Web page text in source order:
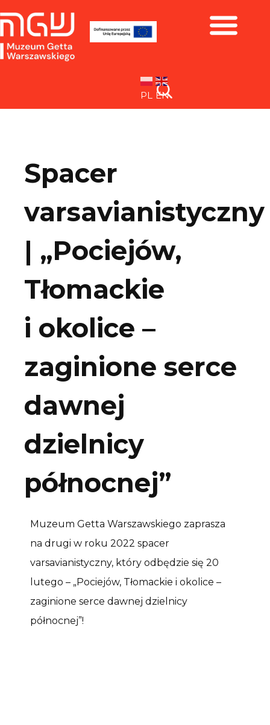
PL EN
Spacer
varsavianistyczny
| „Pociejów,
Tłomackie
i okolice –
zaginione serce
dawnej
dzielnicy
północnej”
Muzeum Getta Warszawskiego zaprasza
na drugi w roku 2022 spacer
varsavianistyczny, który odbędzie się 20
lutego – „Pociejów, Tłomackie i okolice –
zaginione serce dawnej dzielnicy
północnej”!